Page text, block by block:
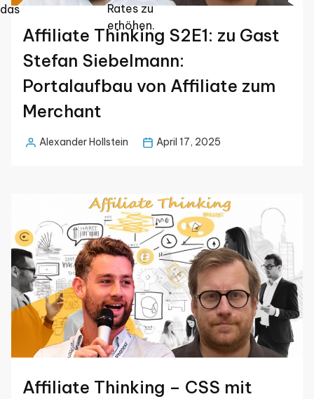
Rates zu
erhöhen.
Affiliate Thinking S2E1: zu Gast
Stefan Siebelmann:
Portalaufbau von Affiliate zum
Merchant
PostedAlexander Hollstein April 17, 2025
Affiliate Thinking – CSS mit